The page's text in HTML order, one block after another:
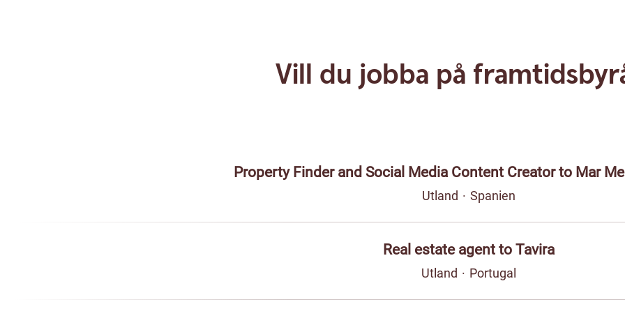
Vill du jobba på
Property Finder and Social Media Content Creator to Mar
Utland · Spanien
Real estate agent to Tavira
Utland · Portugal